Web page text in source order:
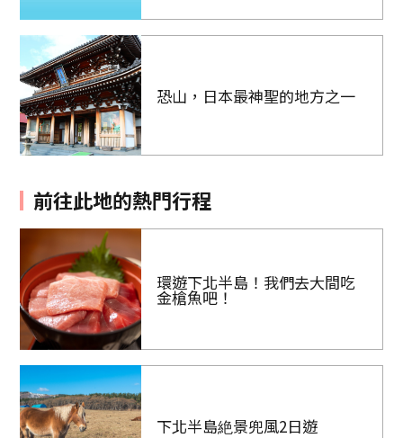
恐山，日本最神聖的地方之一
前往此地的熱門行程
環遊下北半島！我們去大間吃
金槍魚吧！
下北半島絶景兜風2日遊